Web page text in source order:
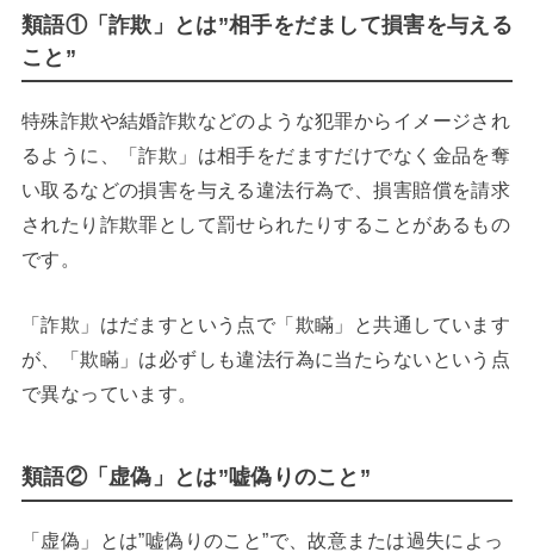
類語①「詐欺」とは”相手をだまして損害を与える
こと”
特殊詐欺や結婚詐欺などのような犯罪からイメージされ
るように、「詐欺」は相手をだますだけでなく金品を奪
い取るなどの損害を与える違法行為で、損害賠償を請求
されたり詐欺罪として罰せられたりすることがあるもの
です。
「詐欺」はだますという点で「欺瞞」と共通しています
が、「欺瞞」は必ずしも違法行為に当たらないという点
で異なっています。
類語②「虚偽」とは”嘘偽りのこと”
「虚偽」とは”嘘偽りのこと”で、故意または過失によっ